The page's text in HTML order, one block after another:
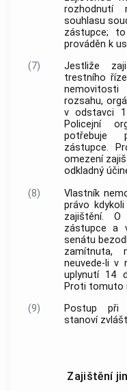
rozhodnutí
souhlasu
zástupce;
prováděn k
(7)
Jestliže
trestního
rozsahu,
v odstavci
Policejní
potřebuje
zástupce.
omezení
odkladný
(8)
Vlastník
právo
zajištění.
zástupce a
senátu
zamítnuta,
neuvede-li v
uplynutí 14
Proti tomuto
(9)
Postup při
stanoví
Zajištění